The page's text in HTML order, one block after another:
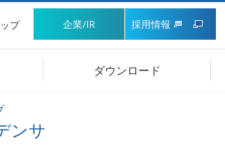
プ 企業/IR 採用情報
ダウンロード
ンサ